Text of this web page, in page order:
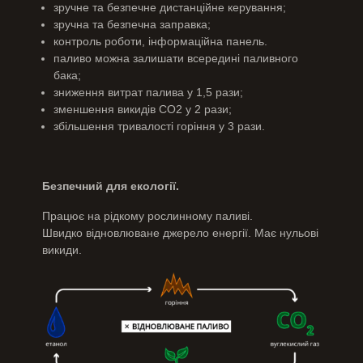
зручне та безпечне дистанційне керування;
зручна та безпечна заправка;
контроль роботи, інформаційна панель.
паливо можна залишати всередині паливного
бака;
зниження витрат палива у 1,5 рази;
зменшення викидів СО2 у 2 рази;
збільшення тривалості горіння у 3 рази.
Безпечний для екології.
Працює на рідкому рослинному паливі.
Швидко відновлюване джерело енергії. Має нульові
викиди.